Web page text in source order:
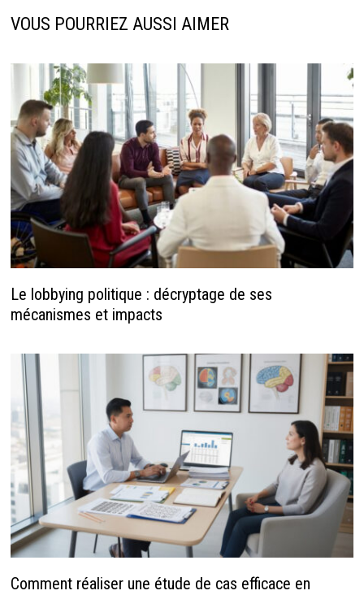
VOUS POURRIEZ AUSSI AIMER
Le lobbying politique : décryptage de ses
mécanismes et impacts
Comment réaliser une étude de cas efficace en